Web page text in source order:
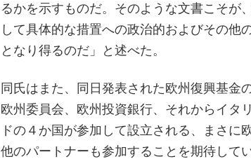
るかを示すものだ。そのような文書こそが
して具体的な措置への政治的およびその他
となり得るのだ」と述べた。
同氏はまた、同日発表された欧州復興基金
欧州委員会、欧州投資銀行、それからイタ
ドの４か国が参加して設立される、まさに
他のパートナーも参加することを期待して